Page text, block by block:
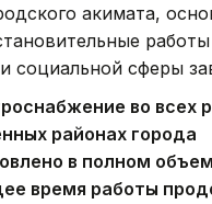
акимата,
социальной сферы
во всех
районах города
в полном
время работы